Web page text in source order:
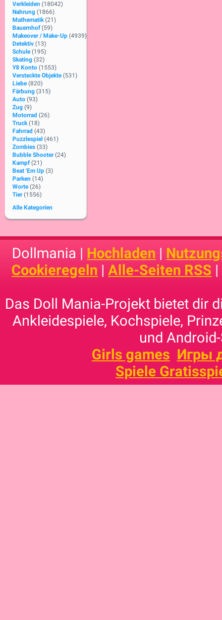
Verkleiden (18042)
Nahrung (1866)
Mathematik (21)
Bauernhof (59)
Makeover / Make-Up (4939)
Detektiv (13)
Schule (195)
Skating (32)
Y8 Konto (1553)
Versteckte Objekte (531)
Liebe (820)
Färbung (315)
Auto (93)
Zug (9)
Motorrad (26)
Truck (18)
Fahrrad (43)
Puzzlespiel (461)
Zombies (33)
Bubble Shooter (24)
Kampf (21)
Beat 'Em Up (3)
Parken (14)
Worte (26)
Tier (1556)
Alle Kategorien
Dollmania | Hochladen |
Cookieregeln |Alle-Seiten RSS |
Das Doll Mania-Projekt bietet dir
Ankleidespiele, Kochspiele,
und
Girls games Игры
Spiele